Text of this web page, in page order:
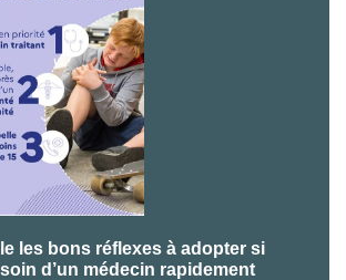
les bons réflexes à adopter si
d’un médecin rapidement